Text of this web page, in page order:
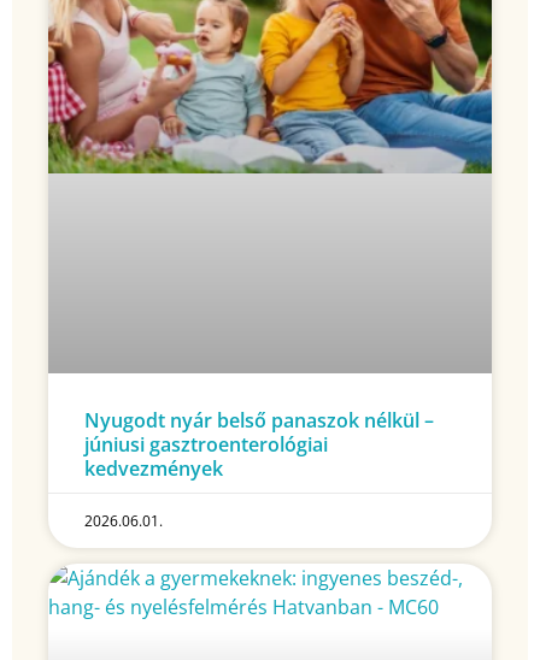
Nyugodt nyár belső panaszok nélkül –
júniusi gasztroenterológiai
kedvezmények
2026.06.01.